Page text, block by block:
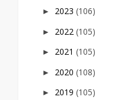
► 2023 (106)
► 2022 (105)
► 2021 (105)
► 2020 (108)
► 2019 (105)